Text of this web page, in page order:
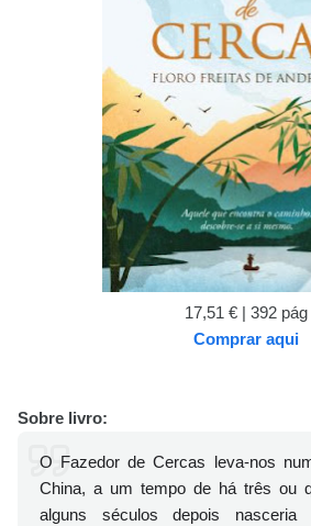
17,51 € | 392 pág
Comprar aqui
Sobre livro:
O Fazedor de Cercas leva-nos
China, a um tempo de há três ou
alguns séculos depois nasceria